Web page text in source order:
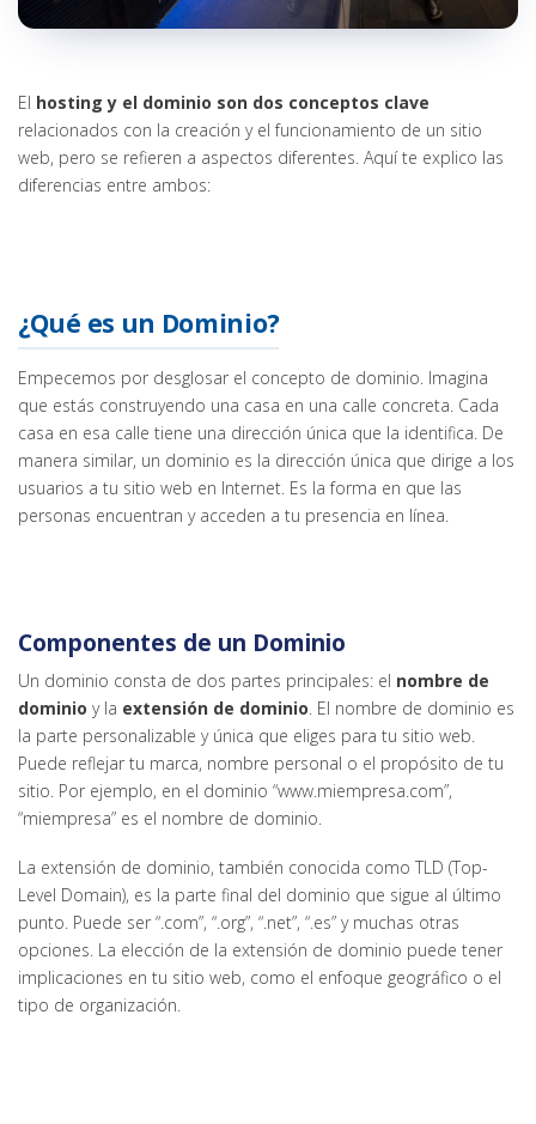
El hosting y el dominio son dos conceptos clave
relacionados con la creación y el funcionamiento de un sitio
web, pero se refieren a aspectos diferentes. Aquí te explico las
diferencias entre ambos:
¿Qué es un Dominio?
Empecemos por desglosar el concepto de dominio. Imagina
que estás construyendo una casa en una calle concreta. Cada
casa en esa calle tiene una dirección única que la identifica. De
manera similar, un dominio es la dirección única que dirige a los
usuarios a tu sitio web en Internet. Es la forma en que las
personas encuentran y acceden a tu presencia en línea.
Componentes de un Dominio
Un dominio consta de dos partes principales: el nombre de
dominio y la extensión de dominio . El nombre de dominio es
la parte personalizable y única que eliges para tu sitio web.
Puede reflejar tu marca, nombre personal o el propósito de tu
sitio. Por ejemplo, en el dominio “www.miempresa.com”,
“miempresa” es el nombre de dominio.
La extensión de dominio, también conocida como TLD (Top-
Level Domain), es la parte final del dominio que sigue al último
punto. Puede ser “.com”, “.org”, “.net”, “.es” y muchas otras
opciones. La elección de la extensión de dominio puede tener
implicaciones en tu sitio web, como el enfoque geográfico o el
tipo de organización.